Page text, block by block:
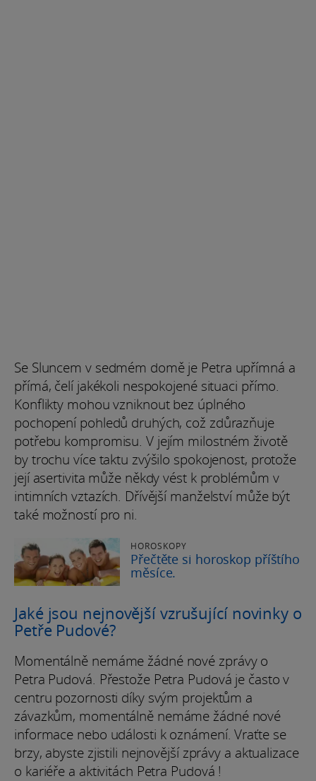
Se Sluncem v sedmém domě je Petra upřímná a
přímá, čelí jakékoli nespokojené situaci přímo.
Konflikty mohou vzniknout bez úplného
pochopení pohledů druhých, což zdůrazňuje
potřebu kompromisu. V jejím milostném životě
by trochu více taktu zvýšilo spokojenost, protože
její asertivita může někdy vést k problémům v
intimních vztazích. Dřívější manželství může být
také možností pro ni.
HOROSKOPY
Přečtěte si horoskop příštího
měsíce.
Jaké jsou nejnovější vzrušující novinky o
Petře Pudové?
Momentálně nemáme žádné nové zprávy o
Petra Pudová. Přestože Petra Pudová je často v
centru pozornosti díky svým projektům a
závazkům, momentálně nemáme žádné nové
informace nebo události k oznámení. Vraťte se
brzy, abyste zjistili nejnovější zprávy a aktualizace
o kariéře a aktivitách Petra Pudová !